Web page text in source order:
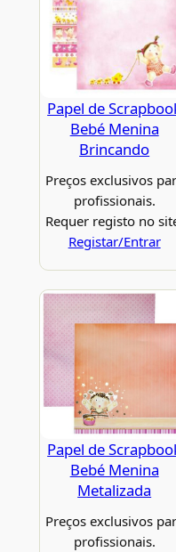
Papel de
Bebé Menina
Brincando
Preços exclusivos
profissionais.
Requer registo no
Registar/Entrar
Papel de
Bebé Menina
Metalizada
Preços exclusivos
profissionais.